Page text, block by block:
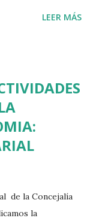
a prácticas no
SL Iconestudio La
práticas
y supone la
laboral como
LEER MÁS
de la Concejalía
la